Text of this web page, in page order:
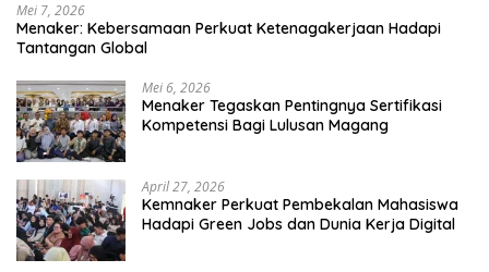
Mei 7, 2026
Menaker: Kebersamaan Perkuat Ketenagakerjaan Hadapi
Tantangan Global
Mei 6, 2026
Menaker Tegaskan Pentingnya Sertifikasi
Kompetensi Bagi Lulusan Magang
April 27, 2026
Kemnaker Perkuat Pembekalan Mahasiswa
Hadapi Green Jobs dan Dunia Kerja Digital